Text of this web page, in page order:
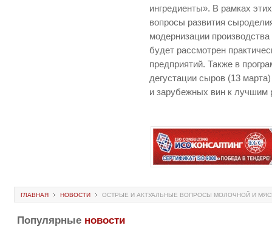
ингредиенты». В рамках
вопросы развития
модернизации
будет рассмотрен
предприятий. Также в
дегустации сыров (13
и зарубежных вин к лучшим
ГЛАВНАЯ НОВОСТИ ОСТРЫЕ И АКТУАЛЬНЫЕ ВОПРОСЫ МОЛОЧНОЙ И
Популярные новости